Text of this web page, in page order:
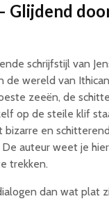
Glijdend
schrijfstijl van
de wereld van
zeeën, de
op de steile klif
bizarre en
auteur weet je
trekken.
dan wat plat